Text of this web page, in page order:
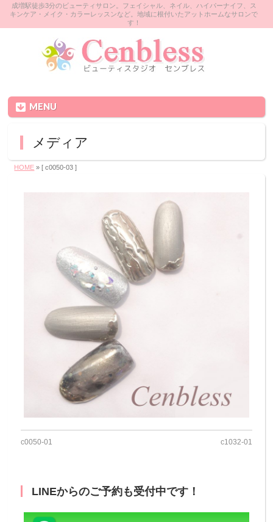
成増駅徒歩3分のビューティサロン。フェイシャル、ネイル、ハイパーナイフ、ス
キンケア・メイク・カラーレッスンなど。地域に根付いたアットホームなサロンで
す！
MENU
メディア
HOME » [ c0050-03 ]
c0050-01 c1032-01
LINEからのご予約も受付中です！